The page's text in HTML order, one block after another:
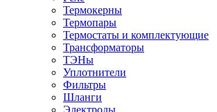
Термокерны
Термопары
Термостаты и комплектующие
Трансформаторы
ТЭНы
Уплотнители
Фильтры
Шланги
Электроды